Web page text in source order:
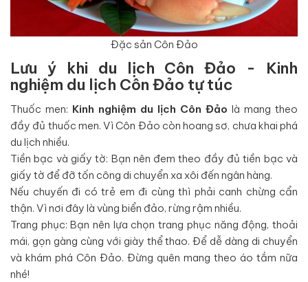
Đặc sản Côn Đảo
Lưu ý khi du lịch Côn Đảo - Kinh
nghiệm du lịch Côn Đảo tự túc
Thuốc men: Kinh nghiệm du lịch Côn Đảo là mang theo
đầy đủ thuốc men. Vì Côn Đảo còn hoang sơ, chưa khai phá
du lịch nhiều.
Tiền bạc và giấy tờ: Bạn nên đem theo đầy đủ tiền bạc và
giấy tờ để đỡ tốn công di chuyển xa xôi đến ngân hàng.
Nếu chuyến đi có trẻ em đi cùng thì phải canh chừng cẩn
thận. Vì nơi đây là vùng biển đảo, rừng rậm nhiều.
Trang phục: Bạn nên lựa chọn trang phục năng động, thoải
mái, gọn gàng cùng với giày thể thao. Để dễ dàng di chuyển
và khám phá Côn Đảo. Đừng quên mang theo áo tắm nữa
nhé!